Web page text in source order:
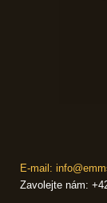
E-mail:
Zavolejte nám: